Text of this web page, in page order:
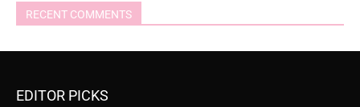
RECENT COMMENTS
EDITOR PICKS